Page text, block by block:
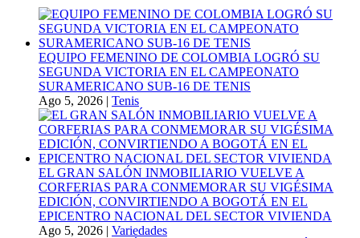
EQUIPO FEMENINO DE COLOMBIA LOGRÓ SU
SEGUNDA VICTORIA EN EL CAMPEONATO
SURAMERICANO SUB-16 DE TENIS
Ago 5, 2026 | Tenis
EL GRAN SALÓN INMOBILIARIO VUELVE A
CORFERIAS PARA CONMEMORAR SU VIGÉSIMA
EDICIÓN, CONVIRTIENDO A BOGOTÁ EN EL
EPICENTRO NACIONAL DEL SECTOR VIVIENDA
Ago 5, 2026 | Variedades